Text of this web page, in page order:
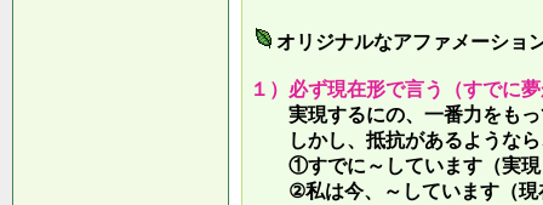
オリジナルなアファメーショ
１）必ず現在形で言う（すでに
実現するにの、一番力をもっ
しかし、抵抗があるような
①すでに～しています（実現
②私は今、～しています（現